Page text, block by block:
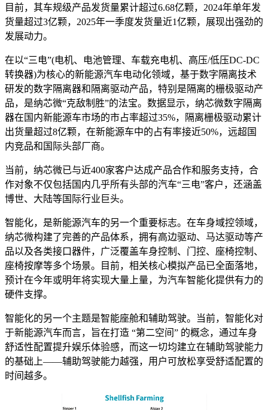
目前，其车规级产品发货量累计超过6.68亿颗，2024年单年发
货量超过3亿颗，2025年一季度发货量近1亿颗，展现出强劲的
发展动力。
在以“三电”(电机、电池管理、车载充电机、高压/低压DC-DC
转换器)为核心的新能源汽车电动化领域，基于数字隔离技术
研发的数字隔离器和隔离驱动产品，特别是隔离的栅极驱动产
品，是纳芯微“克敌制胜”的法宝。数据显示，纳芯微数字隔离
器在国内新能源车市场的市占率超过35%，隔离栅极驱动累计
出货量超过8亿颗，在新能源车中的占有率接近50%，远超国
内竞品和国际头部厂商。
当前，纳芯微已与近400家客户达成产品合作和服务支持，合
作对象不仅包括国内几乎所有头部的汽车“三电”客户，还涵盖
博世、大陆等国际行业巨头。
智能化，是新能源汽车的另一个重要标志。在车身域控领域，
纳芯微构建了完善的产品体系，拥有高边驱动、马达驱动等产
品以及各类接口器件，广泛覆盖车身控制、门控、座椅控制、
座椅按摩等多个场景。目前，相关核心模拟产品已全面落地，
预计在今年或明年将实现大量上量，为汽车智能化提供有力的
硬件支撑。
智能化的另一个主题是智能座舱和辅助驾驶。当前，智能化对
于新能源汽车而言，旨在打造 “第二空间” 的概念，通过车身
舒适性配置提升娱乐体验感，而这一切均建立在辅助驾驶能力
的基础上——辅助驾驶能力越强，用户可放松享受舒适配置的
时间越多。